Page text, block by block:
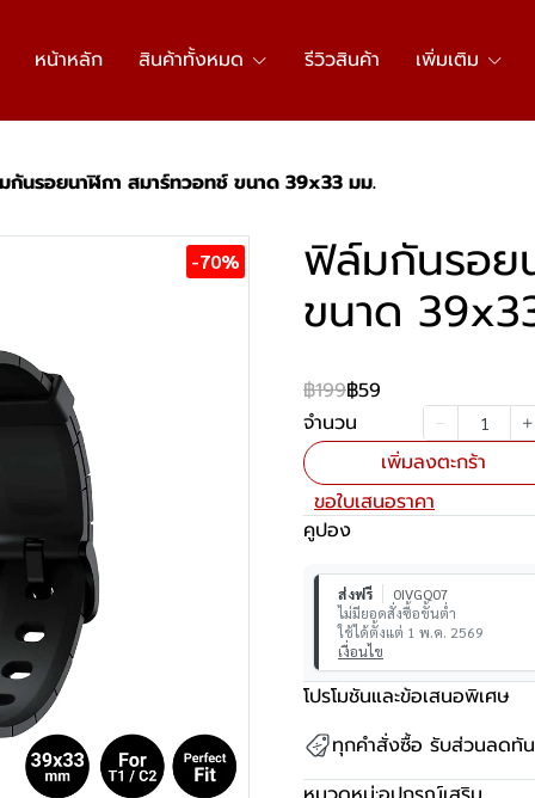
หน้าหลัก สินค้าทั้งหมด รีวิวสินค้า เพิ่มเติม
กันรอยนาฬิกา สมาร์ทวอทช์ ขนาด 39x33 มม.
-70% ฟิล์มกันรอย
ขนาด
฿199฿59
จำนวน
เพิ่มลงตะกร้า
ขอใบเสนอราคา
คูปอง
ส่งฟรี
0IVGQ07
ไม่มียอดสั่งซื้อขั้นต่ำ
ใช้ได้ตั้งแต่ 1 พ.ค. 2569
เงื่อนไข
โปรโมชันและข้อเสนอพิเศษ
ทุกคำสั่งซื้อ รับส่วนลดทั